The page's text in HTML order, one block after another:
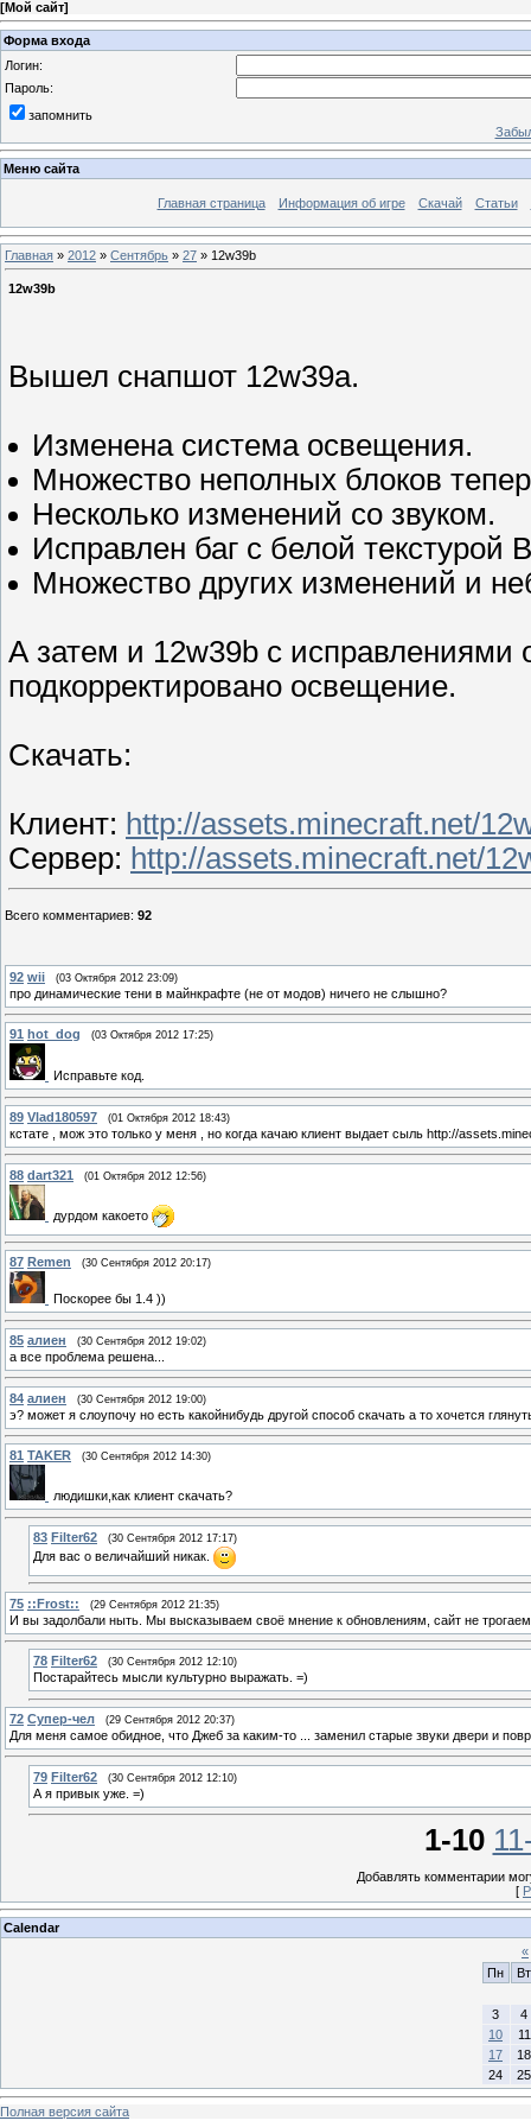
[Мой сайт]
Форма входа
Логин:
Пароль:
запомнить
Меню сайта
Главная страница Информация об игре Скачай Статьи
Главная » 2012 » Сентябрь » 27 » 12w39b
12w39b
Вышел снапшот 12w39a.
Изменена система освещения.
Множество неполных блоков
Несколько изменений со звуком.
Исправлен баг с белой текстурой
Множество других изменений и
А затем и 12w39b с
подкорректировано освещение.
Скачать:
Клиент: http://assets.minecraft.net/
Сервер: http://assets.minecraft.net/
Всего комментариев: 92
92 wii (03 Октября 2012 23:09)
про динамические тени в майнкрафте (не от модов) ничего не слышно?
91 hot_dog (03 Октября 2012 17:25)
Исправьте код.
89 Vlad180597 (01 Октября 2012 18:43)
кстате , мож это только у меня , но когда качаю клиент выдает сыль http://
88 dart321 (01 Октября 2012 12:56)
дурдом какоето
87 Remen (30 Сентября 2012 20:17)
Поскорее бы 1.4 ))
85 алиен (30 Сентября 2012 19:02)
а все проблема решена...
84 алиен (30 Сентября 2012 19:00)
э? может я слоупочу но есть какойнибудь другой способ скачать а то хочется
81 TAKER (30 Сентября 2012 14:30)
людишки,как клиент скачать?
83 Filter62 (30 Сентября 2012 17:17)
Для вас о величайший никак.
75 ::Frost:: (29 Сентября 2012 21:35)
И вы задолбали ныть. Мы высказываем своё мнение к обновлениям, сайт не
78 Filter62 (30 Сентября 2012 12:10)
Постарайтесь мысли культурно выражать. =)
72 Супер-чел (29 Сентября 2012 20:37)
Для меня самое обидное, что Джеб за каким-то ... заменил старые звуки двери и
79 Filter62 (30 Сентября 2012 12:10)
А я привык уже. =)
1-10
Добавлять комментарии
[
Calendar
«
Пн
Вт
3
4
10
11
17
18
24
25
Полная версия сайта